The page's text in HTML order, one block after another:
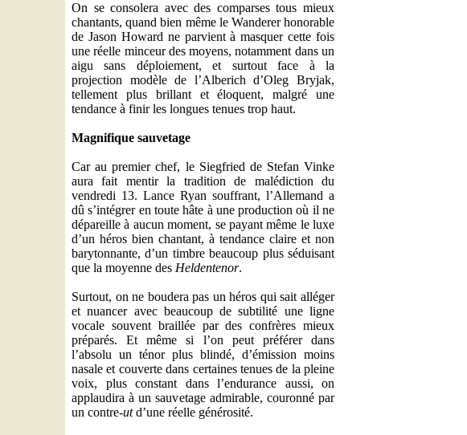
On se consolera avec des comparses tous mieux
chantants, quand bien même le Wanderer honorable
de Jason Howard ne parvient à masquer cette fois
une réelle minceur des moyens, notamment dans un
aigu sans déploiement, et surtout face à la
projection modèle de l’Alberich d’Oleg Bryjak,
tellement plus brillant et éloquent, malgré une
tendance à finir les longues tenues trop haut.
Magnifique sauvetage
Car au premier chef, le Siegfried de Stefan Vinke
aura fait mentir la tradition de malédiction du
vendredi 13. Lance Ryan souffrant, l’Allemand a
dû s’intégrer en toute hâte à une production où il ne
dépareille à aucun moment, se payant même le luxe
d’un héros bien chantant, à tendance claire et non
barytonnante, d’un timbre beaucoup plus séduisant
que la moyenne des Heldentenor.
Surtout, on ne boudera pas un héros qui sait alléger
et nuancer avec beaucoup de subtilité une ligne
vocale souvent braillée par des confrères mieux
préparés. Et même si l’on peut préférer dans
l’absolu un ténor plus blindé, d’émission moins
nasale et couverte dans certaines tenues de la pleine
voix, plus constant dans l’endurance aussi, on
applaudira à un sauvetage admirable, couronné par
un contre-utd’une réelle générosité.